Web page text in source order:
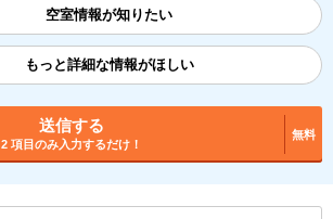
空室情報が知りたい
もっと詳細な情報がほしい
送信する
2 項目のみ入力するだけ！
無料